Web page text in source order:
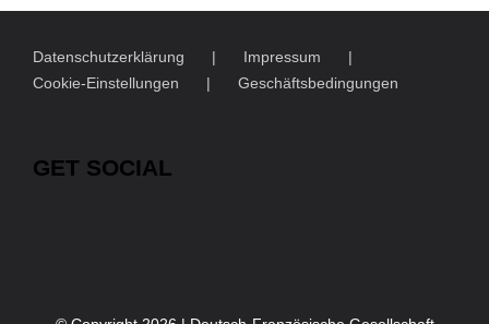
Datenschutzerklärung
Impressum
Cookie-Einstellungen
Geschäftsbedingungen
GET SOCIAL